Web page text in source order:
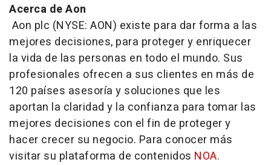
Acerca de Aon
Aon plc (NYSE: AON) existe para dar forma a las
mejores decisiones, para proteger y enriquecer
la vida de las personas en todo el mundo. Sus
profesionales ofrecen a sus clientes en más de
120 países asesoría y soluciones que les
aportan la claridad y la confianza para tomar las
mejores decisiones con el fin de proteger y
hacer crecer su negocio. Para conocer más
visitar su plataforma de contenidos NOA.